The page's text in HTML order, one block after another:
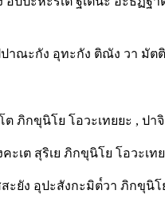
ณะกัง อุทะกัง ติณัง วา มัตติ
ภิกขุนิโย โอวะเทยยะ , ปา
เต สุริเย ภิกขุนิโย โอวะเท
ยัง อุปะสังกะมิต๎วา ภิกขุนิโ